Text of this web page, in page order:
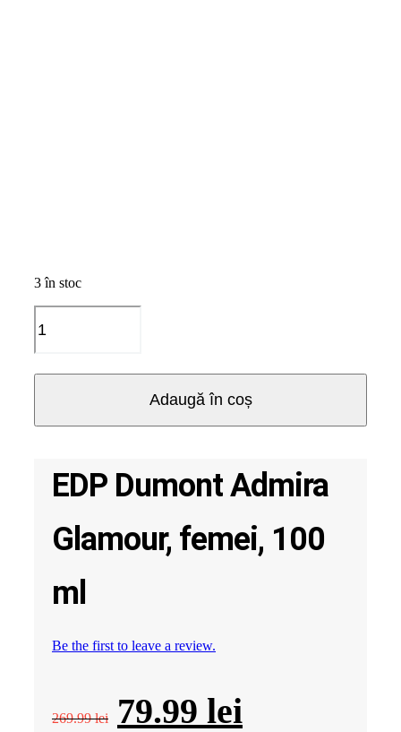
3 în stoc
EDP
Dumont
Admira
100
Adaugă în coș
EDP Dumont Admira
Glamour, femei, 100
ml
Be the first to leave a review.
269.99lei
Prețul
79.99 lei